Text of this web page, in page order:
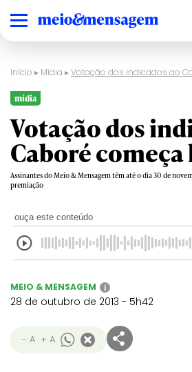
Início ▸ Mídia ▸Votação dos indicados ao
mídia
Votação dos
Caboré começa
Assinantes do Meio & Mensagem têm até o dia 30 de
premiação
ouça este conteúdo
MEIO & MENSAGEM i
28 de outubro de 2013 - 5h42
- A + A